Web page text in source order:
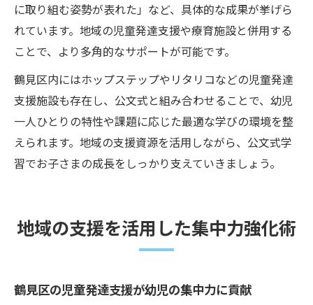
に取り組む姿勢が表れた」など、具体的な成果が挙げら
れています。地域の児童発達支援や療育施設と併用する
ことで、より多角的なサポートが可能です。
鶴見区内にはホップステップやリタリコなどの児童発達
支援施設も存在し、公文式と組み合わせることで、幼児
一人ひとりの特性や課題に応じた最適な学びの環境を整
えられます。地域の支援資源を活用しながら、公文式学
習でお子さまの成長をしっかり支えていきましょう。
地域の支援を活用した集中力強化術
鶴見区の児童発達支援が幼児の集中力に貢献